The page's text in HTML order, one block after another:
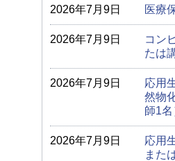
2026年7月9日 医療
2026年7月9日
コン
たは
2026年7月9日
応用
然物
師1
2026年7月9日
応用
また